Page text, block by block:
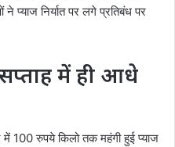
प्याज निर्यात पर लगे प्रतिबंध पर
सप्ताह में ही आधे
100 रुपये किलो तक महंगी हुई प्याज